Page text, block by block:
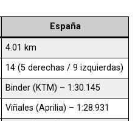
España
4.01 km
14 (5 derechas / 9 izquierdas)
Binder (KTM) – 1:30.145
Viñales (Aprilia) – 1:28.931